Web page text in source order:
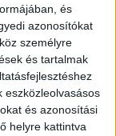
és
azonosítókat
személyre
és tartalmak
eszközleolvasásos
és azonosítási
helyre kattintva